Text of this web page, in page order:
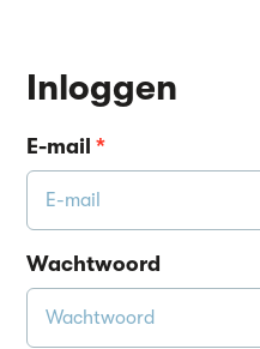
Inloggen
E-mail*
Wachtwoord